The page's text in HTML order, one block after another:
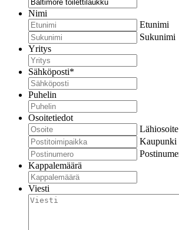
Nimi
Etunimi
Sukunimi
Yritys
Sähköposti*
Puhelin
Osoitetiedot
Lähiosoite
Kaupunki
Kappalemäärä
Viesti